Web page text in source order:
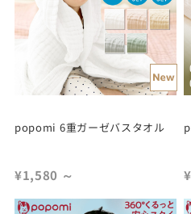
popomi 6重ガーゼバスタオル
¥1,580 ～